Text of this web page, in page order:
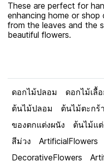
These are perfect for
enhancing home or
from the leaves and the
beautiful flowers.
ดอกไม้ปลอม ดอกไม้เลื้
ต้นไม้ปลอม
ต้นไม้ตะกร้
ของตกแต่งผนัง
ต้นไม้แ
สีม่วง
ArtificialFlowers
DecorativeFlowers